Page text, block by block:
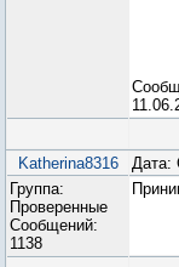
Katherina8316 Дата:
Группа:
Проверенные
Сообщений:
1138